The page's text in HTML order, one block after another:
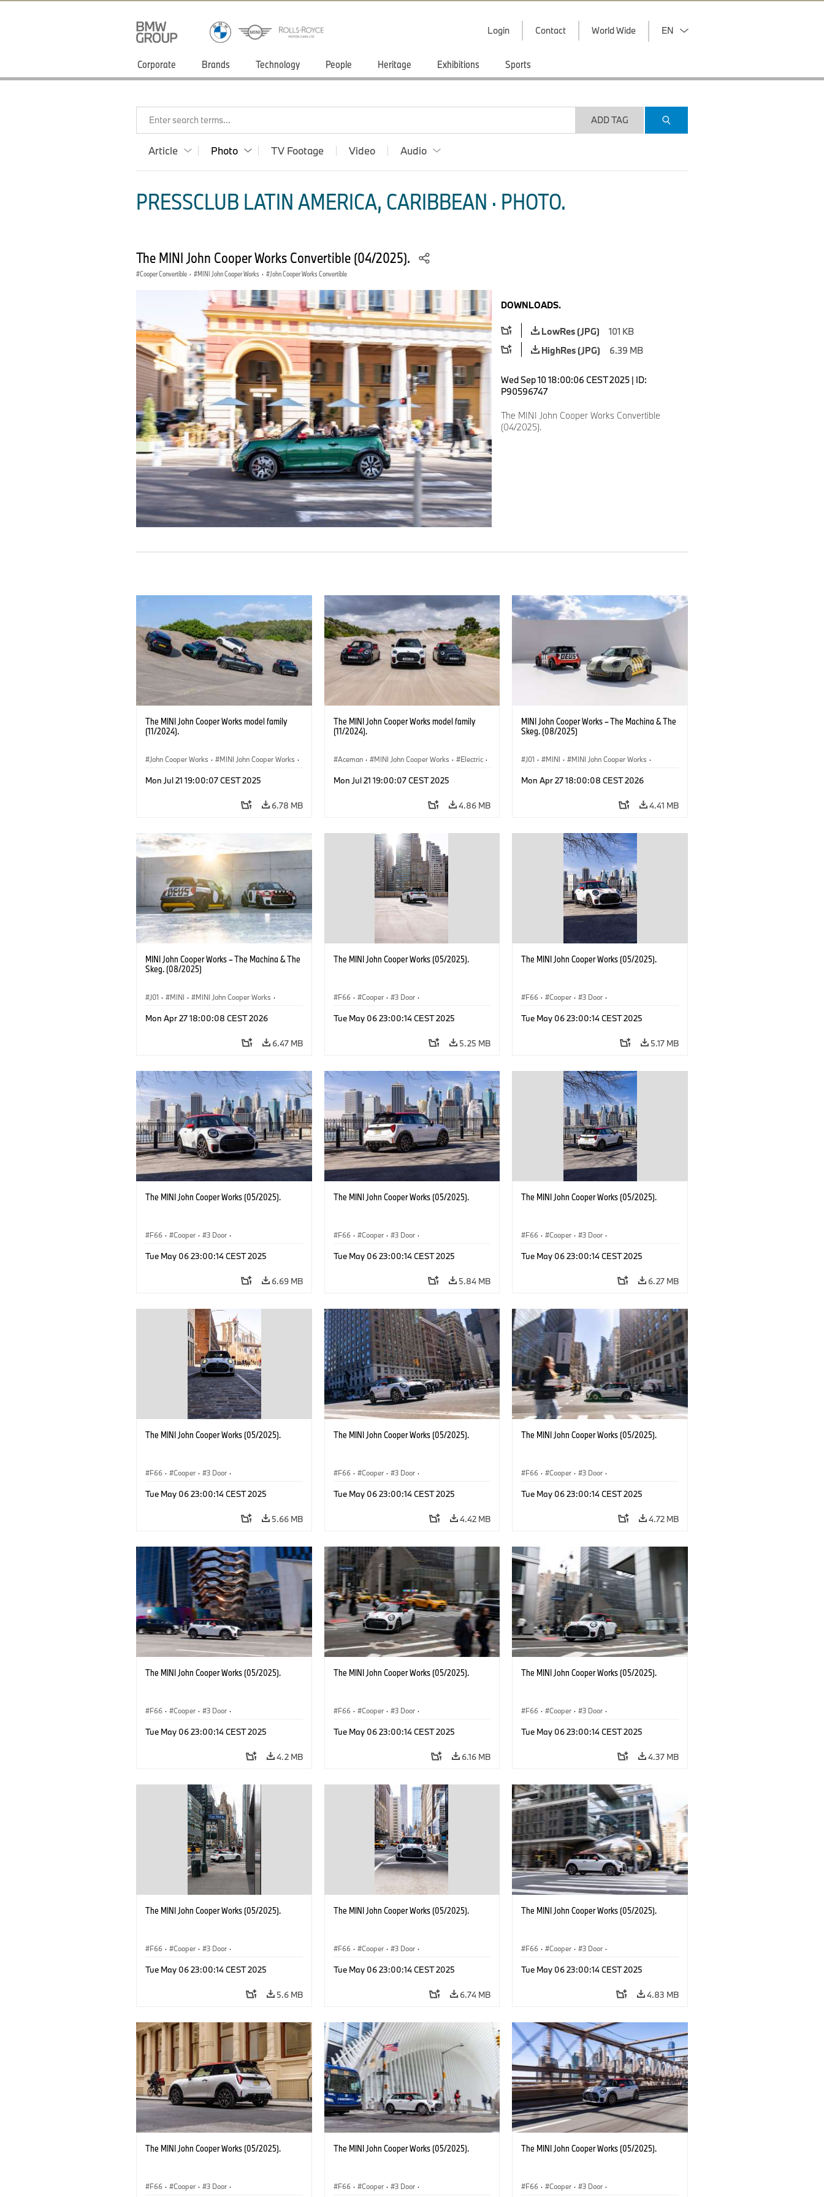
Login Contact World Wide EN
Corporate Brands Technology People Heritage Exhibitions Sports
Enter search terms... ADD TAG
Article Photo TV Footage Video Audio
PRESSCLUB LATIN AMERICA, CARIBBEAN · PHOTO.
The MINI John Cooper Works Convertible (04/2025).
Cooper Convertible · MINI John Cooper Works · John Cooper Works Convertible
DOWNLOADS.
LowRes (JPG)
101 KB
HighRes (JPG)
6.39 MB
Wed Sep 10 18:00:06 CEST 2025 | ID:
P90596747
The MINI John Cooper Works Convertible
(04/2025).
The MINI John Cooper Works model family
(11/2024).
John Cooper Works · MINI John Cooper Works ·
Mon Jul 21 19:00:07 CEST 2025
6.78 MB
The MINI John Cooper Works model family
(11/2024).
Aceman · MINI John Cooper Works · Electric ·
John Cooper Works Countryman
Mon Jul 21 19:00:07 CEST 2025
4.86 MB
MINI John Cooper Works – The Machina & The
Skeg. (08/2025)
J01 · MINI · MINI John Cooper Works ·
Special Vehicles
Mon Apr 27 18:00:08 CEST 2026
4.41 MB
MINI John Cooper Works – The Machina & The
Skeg. (08/2025)
J01 · MINI · MINI John Cooper Works ·
Special Vehicles
Mon Apr 27 18:00:08 CEST 2026
6.47 MB
The MINI John Cooper Works (05/2025).
F66 · Cooper · 3 Door ·
Tue May 06 23:00:14 CEST 2025
5.25 MB
The MINI John Cooper Works (05/2025).
F66 · Cooper · 3 Door ·
Tue May 06 23:00:14 CEST 2025
5.17 MB
The MINI John Cooper Works (05/2025).
F66 · Cooper · 3 Door ·
Tue May 06 23:00:14 CEST 2025
6.69 MB
The MINI John Cooper Works (05/2025).
F66 · Cooper · 3 Door ·
Tue May 06 23:00:14 CEST 2025
5.84 MB
The MINI John Cooper Works (05/2025).
F66 · Cooper · 3 Door ·
Tue May 06 23:00:14 CEST 2025
6.27 MB
The MINI John Cooper Works (05/2025).
F66 · Cooper · 3 Door ·
Tue May 06 23:00:14 CEST 2025
5.66 MB
The MINI John Cooper Works (05/2025).
F66 · Cooper · 3 Door ·
Tue May 06 23:00:14 CEST 2025
4.42 MB
The MINI John Cooper Works (05/2025).
F66 · Cooper · 3 Door ·
Tue May 06 23:00:14 CEST 2025
4.72 MB
The MINI John Cooper Works (05/2025).
F66 · Cooper · 3 Door ·
Tue May 06 23:00:14 CEST 2025
4.2 MB
The MINI John Cooper Works (05/2025).
F66 · Cooper · 3 Door ·
Tue May 06 23:00:14 CEST 2025
6.16 MB
The MINI John Cooper Works (05/2025).
F66 · Cooper · 3 Door ·
Tue May 06 23:00:14 CEST 2025
4.37 MB
The MINI John Cooper Works (05/2025).
F66 · Cooper · 3 Door ·
Tue May 06 23:00:14 CEST 2025
5.6 MB
The MINI John Cooper Works (05/2025).
F66 · Cooper · 3 Door ·
Tue May 06 23:00:14 CEST 2025
6.74 MB
The MINI John Cooper Works (05/2025).
F66 · Cooper · 3 Door ·
Tue May 06 23:00:14 CEST 2025
4.83 MB
The MINI John Cooper Works (05/2025).
F66 · Cooper · 3 Door ·
The MINI John Cooper Works (05/2025).
F66 · Cooper · 3 Door ·
The MINI John Cooper Works (05/2025).
F66 · Cooper · 3 Door ·